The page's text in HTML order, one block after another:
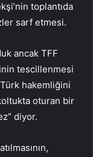
toplantıda
sarf etmesi.
ancak TFF
tescillenmesi
hakemliğini
oturan bir
diyor.